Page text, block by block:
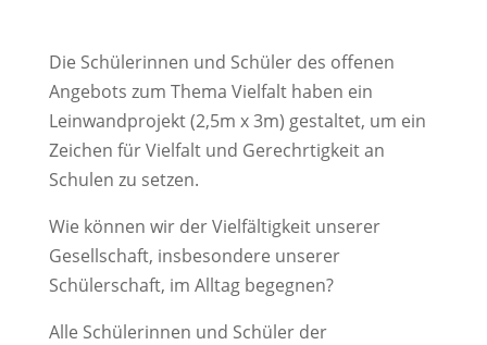
Die Schülerinnen und Schüler des offenen
Angebots zum Thema Vielfalt haben ein
Leinwandprojekt (2,5m x 3m) gestaltet, um ein
Zeichen für Vielfalt und Gerechrtigkeit an
Schulen zu setzen.
Wie können wir der Vielfältigkeit unserer
Gesellschaft, insbesondere unserer
Schülerschaft, im Alltag begegnen?
Alle Schülerinnen und Schüler der